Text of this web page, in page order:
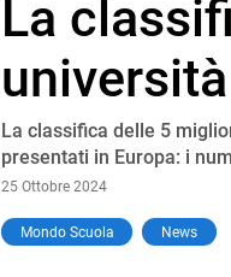
La
La classifica delle 5
presentati in Europa: i
25 Ottobre 2024
Mondo Scuola News